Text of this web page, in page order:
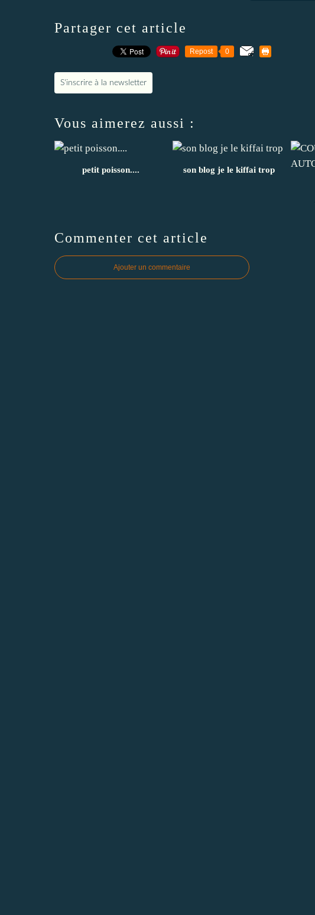
Partager cet article
Repost 0
S'inscrire à la newsletter
Vous aimerez aussi :
petit poisson....
son blog je le kiffai trop
Commenter cet article
Ajouter un commentaire